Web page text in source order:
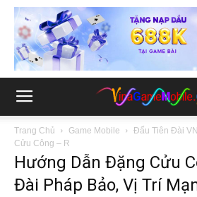
Trang Chủ Game Mobile Đấu Tiên Đài
Cửu Công – R
Hướng Dẫn Đặng Cửu
Đài Pháp Bảo, Vị Trí